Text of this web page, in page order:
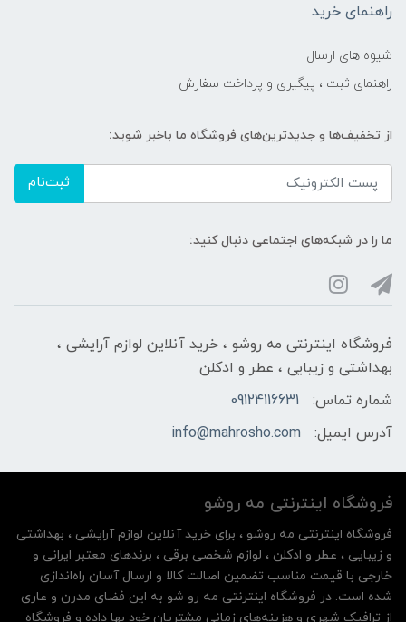
راهنمای خرید
شیوه های ارسال
راهنمای ثبت ، پیگیری و پرداخت سفارش
از تخفیف‌ها و جدیدترین‌های فروشگاه ما باخبر شوید:
ثبت‌نام
ما را در شبکه‌های اجتماعی دنبال کنید:
فروشگاه اینترنتی مه‌ رو‌شو ، خرید آنلاین لوازم آرایشی ،
بهداشتی و زیبایی ، عطر و ادکلن
شماره تماس:
09124116631
آدرس ایمیل:
info@mahrosho.com
فروشگاه اینترنتی مه‌ رو‌شو
فروشگاه اینترنتی مه‌ رو‌شو ، برای خرید آنلاین لوازم آرایشی ، بهداشتی
و زیبایی ، عطر و ادکلن ، لوازم شخصی برقی ، برندهای معتبر ایرانی و
خارجی با قیمت مناسب تضمین اصالت کالا و ارسال آسان راه‌اندازی
شده است. در فروشگاه اینترنتی مه رو شو به این فضای مدرن و عاری
از ترافیک شهری و هزینه‌های زمانی مشتریان خود بها داده و فروشگاه